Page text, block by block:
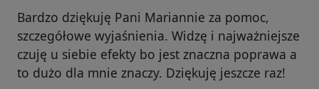
Bardzo dziękuję Pani Mariannie za pomoc,
szczegółowe wyjaśnienia. Widzę i najważniejsze
czuję u siebie efekty bo jest znaczna poprawa a
to dużo dla mnie znaczy. Dziękuję jeszcze raz!